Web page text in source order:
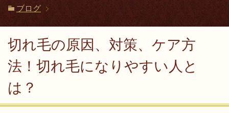
ブログ
切れ毛の原因、対策、ケア方
法！切れ毛になりやすい人と
は？